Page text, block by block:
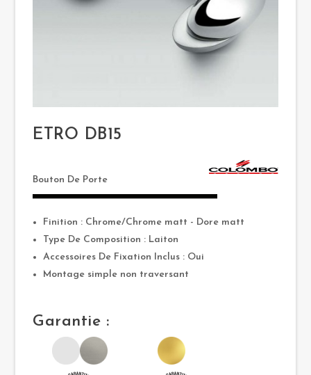
ETRO DB15
Bouton De Porte
Finition : Chrome/Chrome matt - Dore matt
Type De Composition : Laiton
Accessoires De Fixation Inclus : Oui
Montage simple non traversant
Garantie :